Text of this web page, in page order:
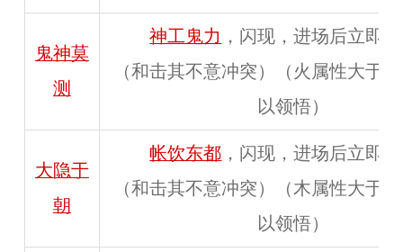
鬼神莫
测
神工鬼力 ，闪现，进场后立即
（和击其不意冲突）（火属性大于
以领悟）
大隐于
朝
帐饮东都 ，闪现，进场后立即
（和击其不意冲突）（木属性大于
以领悟）